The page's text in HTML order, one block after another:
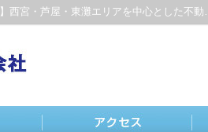
万代西宮熊野店情報ペ